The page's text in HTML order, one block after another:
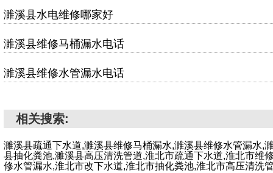
濉溪县水电维修哪家好
濉溪县维修马桶漏水电话
濉溪县维修水管漏水电话
相关搜索:
濉溪县疏通下水道,濉溪县维修马桶漏水,濉溪县维修水管漏水,
县抽化粪池,濉溪县高压清洗管道,淮北市疏通下水道,淮北市维
修水管漏水,淮北市改下水道,淮北市抽化粪池,淮北市高压清洗